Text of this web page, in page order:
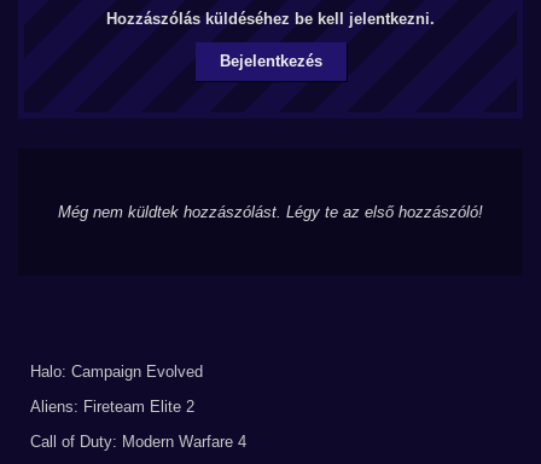
Hozzászólás küldéséhez be kell jelentkezni.
Bejelentkezés
Még nem küldtek hozzászólást. Légy te az első hozzászóló!
Halo: Campaign Evolved
Aliens: Fireteam Elite 2
Call of Duty: Modern Warfare 4